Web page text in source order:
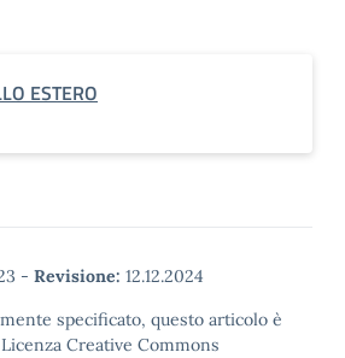
ESTERO
- Revisione: 12.12.2024
specificato, questo articolo è
Creative Commons